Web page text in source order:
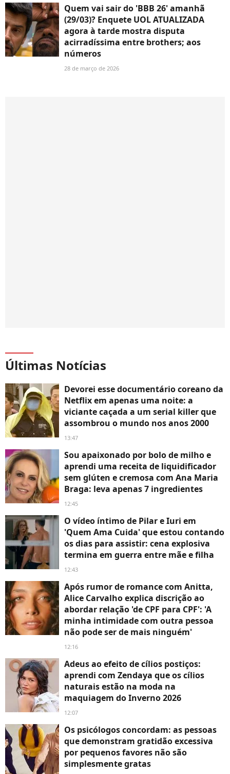
Quem vai sair do 'BBB 26' amanhã
(29/03)? Enquete UOL ATUALIZADA
agora à tarde mostra disputa
acirradíssima entre brothers; aos
números
28 de março de 2026
Últimas Notícias
Devorei esse documentário coreano da
Netflix em apenas uma noite: a
viciante caçada a um serial killer que
assombrou o mundo nos anos 2000
13:47
Sou apaixonado por bolo de milho e
aprendi uma receita de liquidificador
sem glúten e cremosa com Ana Maria
Braga: leva apenas 7 ingredientes
12:45
O vídeo íntimo de Pilar e Iuri em
'Quem Ama Cuida' que estou contando
os dias para assistir: cena explosiva
termina em guerra entre mãe e filha
12:43
Após rumor de romance com Anitta,
Alice Carvalho explica discrição ao
abordar relação 'de CPF para CPF': 'A
minha intimidade com outra pessoa
não pode ser de mais ninguém'
12:16
Adeus ao efeito de cílios postiços:
aprendi com Zendaya que os cílios
naturais estão na moda na
maquiagem do Inverno 2026
12:07
Os psicólogos concordam: as pessoas
que demonstram gratidão excessiva
por pequenos favores não são
simplesmente gratas